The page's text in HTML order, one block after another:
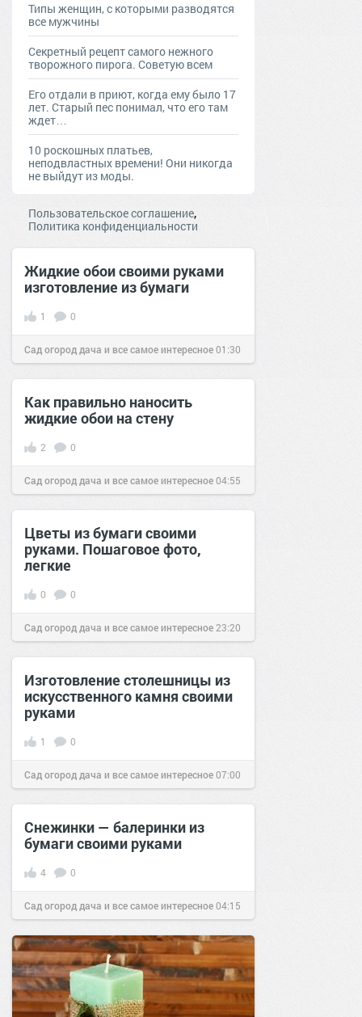
Типы женщин, с которыми разводятся
все мужчины
Секретный рецепт самого нежного
творожного пирога. Советую всем
Его отдали в приют, когда ему было 17
лет. Старый пес понимал, что его там
ждет…
10 роскошных платьев,
неподвластных времени! Они никогда
не выйдут из моды.
Пользовательское соглашение,
Политика конфиденциальности
Жидкие обои своими руками
изготовление из бумаги
1 0
Сад огород дача и все самое интересное01:30
18 сен 2016
Как правильно наносить
жидкие обои на стену
2 0
Сад огород дача и все самое интересное04:55
09 сен 2016
Цветы из бумаги своими
руками. Пошаговое фото,
легкие
0 0
Сад огород дача и все самое интересное 23:20
23 авг 2016
Изготовление столешницы из
искусственного камня своими
руками
1 0
Сад огород дача и все самое интересное07:00
04 окт 2016
Снежинки — балеринки из
бумаги своими руками
4 0
Сад огород дача и все самое интересное04:15
05 дек 2016